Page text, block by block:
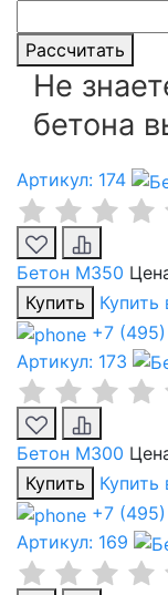
Рассчитать
Не
бетона
Артикул: 174
Бетон М350
Купить
Купить
+7
Артикул: 173
Бетон М300
Купить
Купить
+7
Артикул: 169